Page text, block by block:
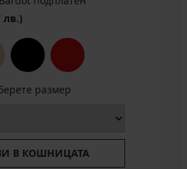
лв.)
размер
В КОШНИЦАТА